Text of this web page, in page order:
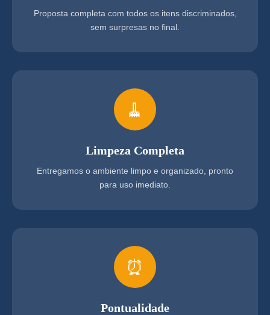
Proposta completa com todos os itens discriminados,
sem surpresas no final.
🧹
Limpeza Completa
Entregamos o ambiente limpo e organizado, pronto
para uso imediato.
⏰
Pontualidade